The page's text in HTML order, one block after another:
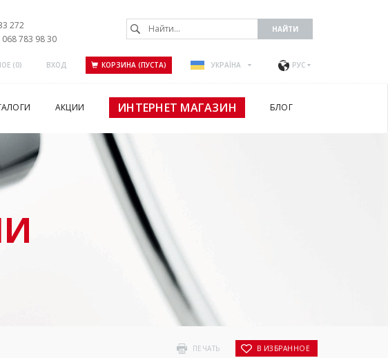
272
068 783 98 30
(0) ВХОД КОРЗИНА (ПУСТА) УКРАЇНА РУС
АКЦИИ ИНТЕРНЕТ МАГАЗИН БЛОГ
ПЕЧАТЬ В ИЗБРАННОЕ